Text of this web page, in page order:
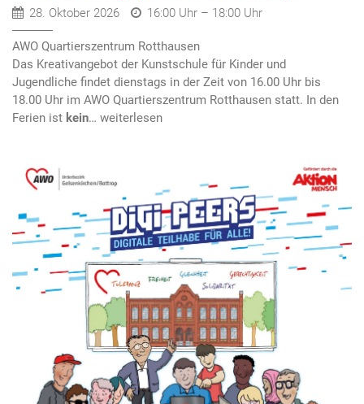
28. Oktober 2026 16:00 Uhr – 18:00 Uhr
AWO Quartierszentrum Rotthausen
Das Kreativangebot der Kunstschule für Kinder und
Jugendliche findet dienstags in der Zeit von 16.00 Uhr bis
18.00 Uhr im AWO Quartierszentrum Rotthausen statt. In den
Ferien ist kein…